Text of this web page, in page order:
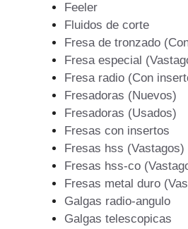
Feeler
Fluidos de corte
Fresa de tronzado
Fresa especial
Fresa radio (Con
Fresadoras (Nuevos)
Fresadoras (Usados)
Fresas con insertos
Fresas hss (Vastagos)
Fresas hss-co
Fresas metal duro
Galgas radio-angulo
Galgas telescopicas